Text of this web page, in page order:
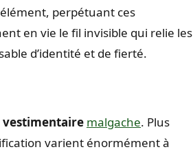
perpétuant ces
en vie le fil invisible qui relie les
d’identité et de fierté.
malgache. Plus
varient énormément à